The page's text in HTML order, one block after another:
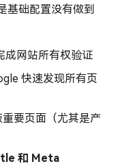
基础配置没有做到
成网站所有权验证
快速发现所有页
要页面（尤其是产
和 Meta